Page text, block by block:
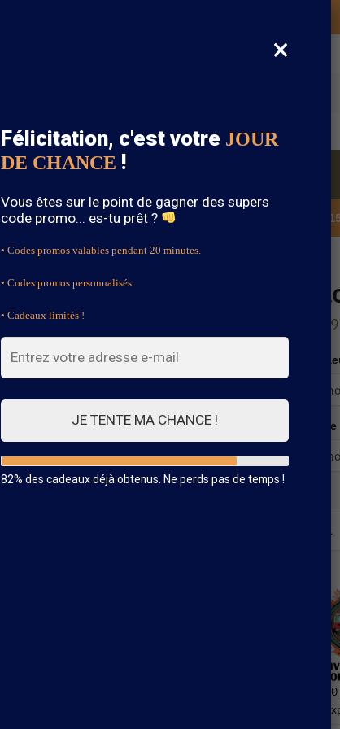
SOLDES : -15% sur toute la boutique avec le code «
Taille
×
Félicitation, c'est votre JOUR
DE CHANCE !
Vous êtes sur le point de gagner des supers
code promo... es-tu prêt ?
• Codes promos valables pendant 20 minutes.
• Codes promos personnalisés.
• Cadeaux limités !
JE TENTE MA CHANCE !
82% des cadeaux déjà obtenus. Ne perds pas de temps !